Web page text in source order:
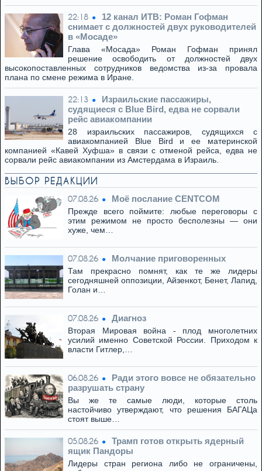
22:18
12 канал ИТВ: Роман Гофман
снимает с должностей двух руководителей
в «Мосаде»
Глава «Мосада» Роман Гофман принял
решение освободить от должностей двух
высокопоставленных сотрудников ведомства из-за провала
плана по смене режима в Иране.
22:13
Израильские пассажиры,
судящиеся с Blue Bird, едва не сорвали
рейс авиакомпании
28 израильских пассажиров, судящихся с
авиакомпанией Blue Bird и ее материнской
компанией «Кавей Хуфша» в связи с отменой рейса, едва не
сорвали рейс авиакомпании из Амстердама в Израиль.
ВЫБОР РЕДАКЦИИ
07.08.26 Моё послание CENTCOM
Прежде всего поймите: любые переговоры с
этим режимом не просто бесполезны — они
хуже, чем…
07.08.26 Молчание приговоренных
Там прекрасно помнят, как те же лидеры
сегодняшней оппозиции, Айзенкот, Бенет, Лапид,
Голан и…
07.08.26 Диагноз
Вторая Мировая война - плод многолетних
усилий именно Советской России. Приходом к
власти Гитлер,…
06.08.26
Ради этого вовсе не обязательно
разрушать страну
Вы же те самые люди, которые столь
настойчиво утверждают, что решения БАГАЦа
стоят выше…
05.08.26
Трамп готов открыть ядерный
ящик Пандоры
Лидеры стран региона либо не ограничены,